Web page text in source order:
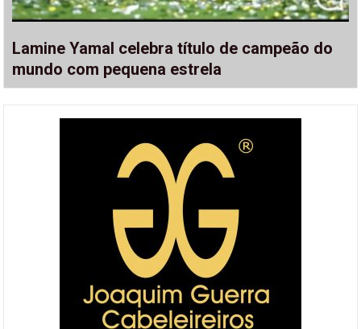
Lamine Yamal celebra título de campeão do
mundo com pequena estrela